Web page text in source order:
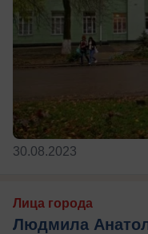
30.08.2023
Лица города
Людмила